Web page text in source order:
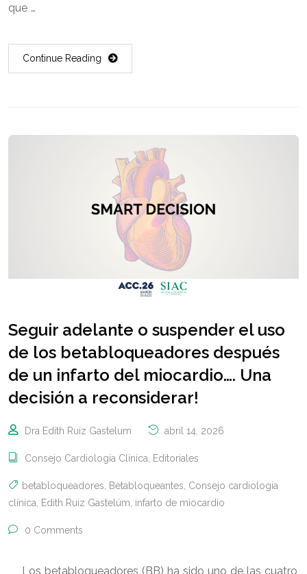
que …
Continue Reading
Seguir adelante o suspender el uso
de los betabloqueadores después
de un infarto del miocardio…. Una
decisión a reconsiderar!
Dra Edith Ruiz Gastelum abril 14, 2026
Consejo Cardiología Clínica Editoriales
betabloqueadores Betabloqueantes Consejo cardiología
clínica
Edith Ruiz Gastelúm infarto de miocardio
0 Comments
Los betabloqueadores (BB) ha sido uno de las cuatro